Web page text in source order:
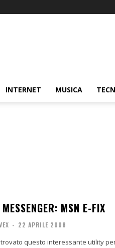
INTERNET MUSICA
MSN E-FIX
- 22 APRILE 2008
questo interessante utility